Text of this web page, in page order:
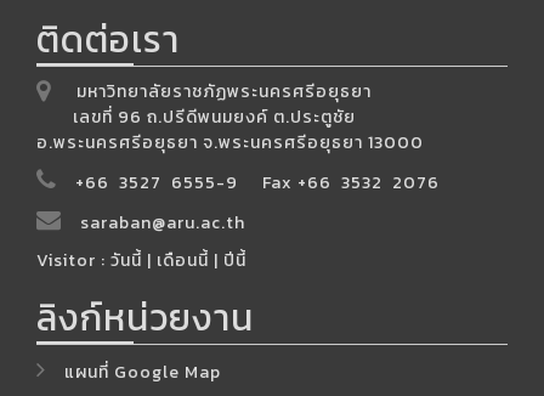
ติดต่อเรา
มหาวิทยาลัยราชภัฏพระนครศรีอยุธยา
เลขที่ 96 ถ.ปรีดีพนมยงค์ ต.ประตูชัย
อ.พระนครศรีอยุธยา จ.พระนครศรีอยุธยา 13000
+66 3527 6555-9 Fax +66 3532 2076
saraban@aru.ac.th
Visitor : วันนี้ | เดือนนี้ | ปีนี้
ลิงก์หน่วยงาน
แผนที่ Google Map